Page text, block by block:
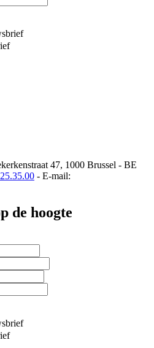
47, 1000 Brussel - BE
- E-mail:
de hoogte